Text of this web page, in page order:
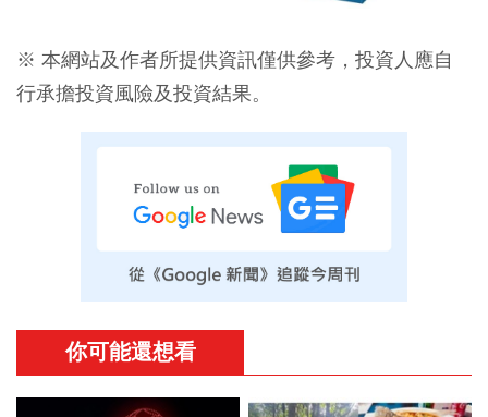
※ 本網站及作者所提供資訊僅供參考，投資人應自
行承擔投資風險及投資結果。